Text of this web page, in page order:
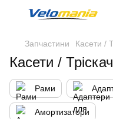
Запчастини Касети /
Касети /
Рами
Амортизатори